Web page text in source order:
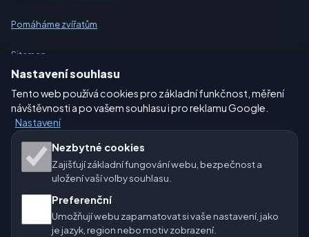
Pomáháme zvířatům
Sitemap
Nastavení
🇨🇿 Česko 🇭🇷 Chorvatsko 🇧🇬 Bulharsko
🇩🇪🇦🇹🇨🇭 Německo / Rakousko / Švýcarsko
🌎 Latinská Amerika a Španělsko
Nastavení souhlasu
Tento web používá cookies pro základní funkčnost, měření
návštěvnosti a po vašem souhlasu i pro reklamu Google.
Nastavení
Nezbytné cookies
Zajišťují základní fungování webu, bezpečnost a
uložení vaší volby souhlasu.
Preferenční
Umožňují webu zapamatovat si vaše nastavení, jako
je jazyk, region nebo motiv zobrazení.